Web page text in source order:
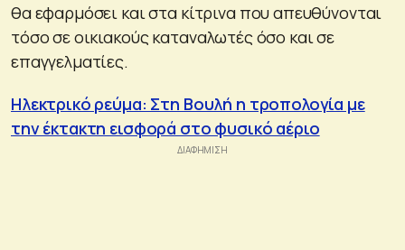
θα εφαρμόσει και στα κίτρινα που απευθύνονται
τόσο σε οικιακούς καταναλωτές όσο και σε
επαγγελματίες.
Ηλεκτρικό ρεύμα: Στη Βουλή η τροπολογία με
την έκτακτη εισφορά στο φυσικό αέριο